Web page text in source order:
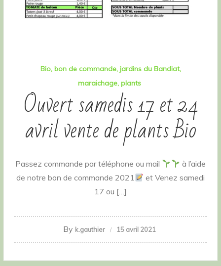
Bio bon de commande jardins du Bandiat
maraichage plants
Ouvert samedis 17 et 24
avril vente de plants Bio
Passez commande par téléphone ou mail
à l’aide
de notre bon de commande 2021
et Venez samedi
17 ou […]
By k.gauthier 15 avril 2021